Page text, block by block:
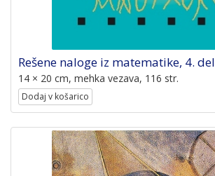
Rešene naloge iz matematike, 4. del
14 × 20 cm, mehka vezava, 116 str.
Dodaj v košarico